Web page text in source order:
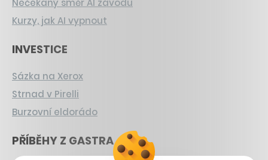
Nečekaný směr AI závodu
Kurzy, jak AI vypnout
INVESTICE
Sázka na Xerox
Strnad v Pirelli
Burzovní eldorádo
PŘÍBĚHY Z GASTRA